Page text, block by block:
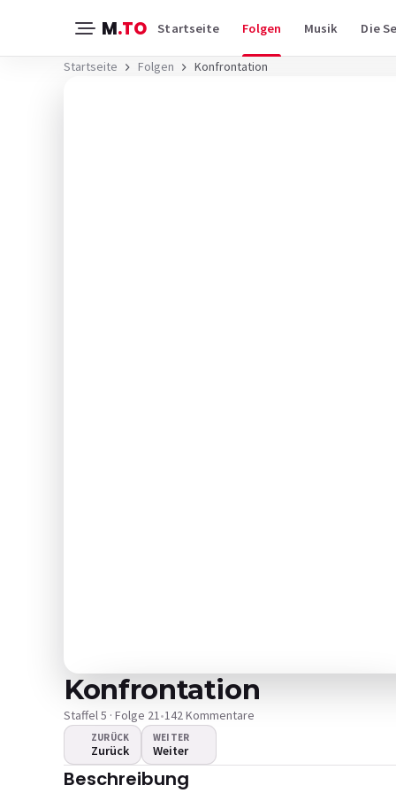
M.TO Startseite Folgen Musik Die
Startseite Folgen Konfrontation
Das Video wird nicht
Konfrontation
Staffel 5 · Folge 21•142 Kommentare
ZURÜCK
Zurück
WEITER
Weiter
Beschreibung